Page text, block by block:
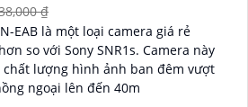
₫
EAB là một loại camera giá rẻ
Sony SNR1s. Camera này
chất lượng hình ảnh ban đêm vượt
ngoại lên đến 40m